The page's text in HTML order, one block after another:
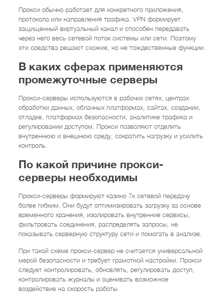
Прокси обычно работает для конкретного приложения,
протокола или направления трафика. VPN формирует
защищенный виртуальный канал и способен передавать
через него весь сетевой поток системы или сети. Поэтому
эти средства решают схожие, но не тождественные функции.
В каких сферах применяются
промежуточные серверы
Прокси-серверы используются в рабочих сетях, центрах
обработки данных, облачных платформах, сайтах, создании,
отладке, платформах безопасности, аналитике трафика и
регулировании доступом. Прокси позволяют отделить
внутреннюю и внешнюю среду, сократить нагрузку и усилить
контроль.
По какой причине прокси-
серверы необходимы
Прокси-серверы формируют казино 7к сетевой передачу
более гибким. Они будут оптимизировать загрузку за основе
временного хранения, изолировать внутренние сервисы,
фильтровать соединения, распределять запросы, не
показывать серверную структуру сети и помогать в анализе.
При такой схеме прокси-сервер не считается универсальной
мерой безопасности и требует грамотной настройки. Прокси
следует контролировать, обновлять, регулировать доступ,
контролировать журналы и оценивать возможное
воздействие на скорость работы.